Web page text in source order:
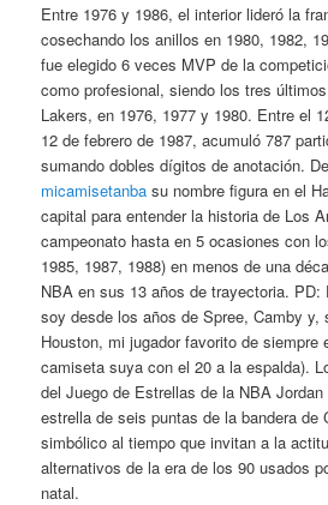
Entre 1976 y 1986, el interior lideró la
cosechando los anillos en 1980, 1982,
fue elegido 6 veces MVP de la
como profesional, siendo los tres
Lakers, en 1976, 1977 y 1980. Entre el
12 de febrero de 1987, acumuló 787
sumando dobles dígitos de anotación.
micamisetanba su nombre figura en el
capital para entender la historia de Los
campeonato hasta en 5 ocasiones con
1985, 1987, 1988) en menos de una
NBA en sus 13 años de trayectoria.
soy desde los años de Spree, Camby y,
Houston, mi jugador favorito de siempre
camiseta suya con el 20 a la espalda).
del Juego de Estrellas de la NBA Jordan
estrella de seis puntas de la bandera de
simbólico al tiempo que invitan a la
alternativos de la era de los 90 usados
natal.